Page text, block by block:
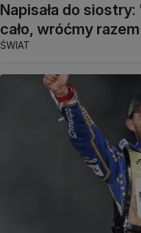
Napisała do
cało, wróćmy
ŚWIAT